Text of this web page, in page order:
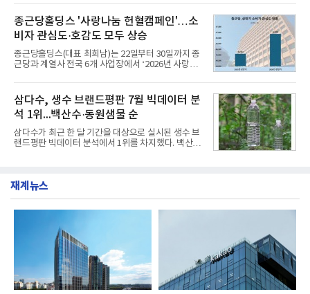
서도
부터 30일까지 서울 원센티널 NH농협캐피탈타워 22
층에서 운영했다고 31일 밝혔다.이번 프로그램은 경
영지원부 홍보팀과 2026년 새로이(e)＊가 공동 주관
했으며, ▲팀장·부장(7.27), ▲계장·주임(7.28), ▲과
장·차장(7.29), ▲대리(7.30) 등 직급별로 총 4회에 걸
쳐 진행됐다.참고로 새로이(e)는 NH농협캐피탈 MZ
세대들로(과장~계장) 구성된 자율 참여조직으로, 조
반에 전파하는 역할
종근당홀딩스 '사랑나눔 헌혈캠페인'…소
비자 관심도·호감도 모두 상승
종근당홀딩스(대표 최희남)는 22일부터 30일까지 종
근당과 계열사 전국 6개 사업장에서 ‘2026년 사랑나
인은 장마와 폭염, 여름휴가 등으로 헌혈 참여가 줄어
드는 시기에 안정적 혈액 수급에 기여하고 생명나눔
문화를 확산하기 위해 마련됐다.캠페인은 종근당 천
안공장을 시작으로 ▲효종연구소 ▲종근당바이오 안
산공장 ▲경보제약 아산본사 ▲종근당건강 당진공장
▲종근당 본사 등 전국 6개 사업장에서 릴레이 방식
으로 이어졌다.캠페인 기간에는 임직원의 참여를 독
증을 한국백혈병
삼다수, 생수 브랜드평판 7월 빅데이터 분
석 1위...백산수·동원샘물 순
삼다수가 최근 한 달 기간을 대상으로 실시된 생수 브
랜드평판 빅데이터 분석에서 1위를 차지했다. 백산수
까지 수집된 소비자 빅데이터 3,702,555건을 분석한
치다.연구소에 따르면 7월 생수 브랜드평판 순위는 삼
다수, 백산수, 동원샘물, 스파클, 아이시스, 에비앙,
몽베스트, 크리스탈, 풀무원샘물, 평창수, 지리산수,
재계뉴스